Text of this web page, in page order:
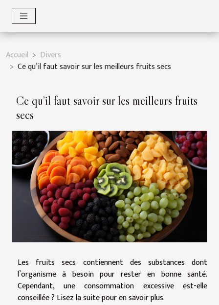
Accueil
Divers
Ce qu’il faut savoir sur les meilleurs fruits secs
Ce qu’il faut savoir sur les meilleurs fruits
secs
Les fruits secs contiennent des substances dont
l’organisme à besoin pour rester en bonne santé.
Cependant, une consommation excessive est-elle
conseillée ? Lisez la suite pour en savoir plus.